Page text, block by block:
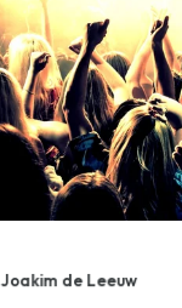
Joakim de Leeuw